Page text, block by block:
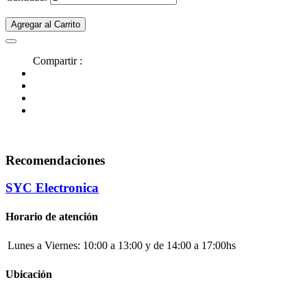
Agregar al Carrito
Compartir :
Recomendaciones
SYC Electronica
Horario de atención
Lunes a Viernes: 10:00 a 13:00 y de 14:00 a 17:00hs
Ubicación